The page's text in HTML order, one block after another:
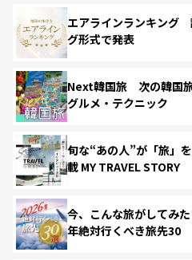
エアラインランキング
グ形式で発表
Next韓国旅 次の韓国旅
グルメ・テクニック
旬な“あの人”が「旅」
載 MY TRAVEL STORY
今、こんな旅がしてみ
年絶対行くべき旅先30